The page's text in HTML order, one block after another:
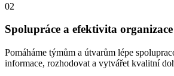
02
Spolupráce a efektivita organizace
Pomáháme týmům a útvarům lépe
informace, rozhodovat a vytvářet kvalitní